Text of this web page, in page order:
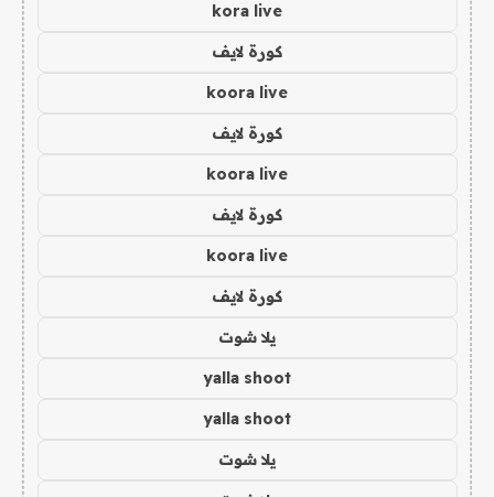
kora live
كورة لايف
koora live
كورة لايف
koora live
كورة لايف
koora live
كورة لايف
يلا شوت
yalla shoot
yalla shoot
يلا شوت